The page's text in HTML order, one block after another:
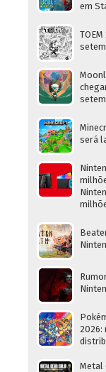
em
será
2026:
Metal